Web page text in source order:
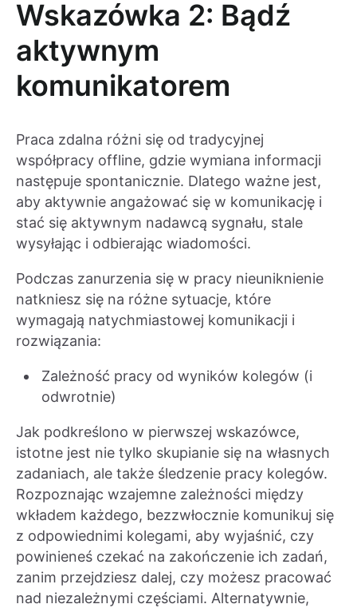
Wskazówka 2: Bądź
aktywnym
komunikatorem
Praca zdalna różni się od tradycyjnej
współpracy offline, gdzie wymiana informacji
następuje spontanicznie. Dlatego ważne jest,
aby aktywnie angażować się w komunikację i
stać się aktywnym nadawcą sygnału, stale
wysyłając i odbierając wiadomości.
Podczas zanurzenia się w pracy nieuniknienie
natkniesz się na różne sytuacje, które
wymagają natychmiastowej komunikacji i
rozwiązania:
Zależność pracy od wyników kolegów (i
odwrotnie)
Jak podkreślono w pierwszej wskazówce,
istotne jest nie tylko skupianie się na własnych
zadaniach, ale także śledzenie pracy kolegów.
Rozpoznając wzajemne zależności między
wkładem każdego, bezzwłocznie komunikuj się
z odpowiednimi kolegami, aby wyjaśnić, czy
powinieneś czekać na zakończenie ich zadań,
zanim przejdziesz dalej, czy możesz pracować
nad niezależnymi częściami. Alternatywnie,